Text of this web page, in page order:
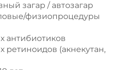
загар / автозагар
физиопроцедуры
антибиотиков
ретиноидов (акнекутан,